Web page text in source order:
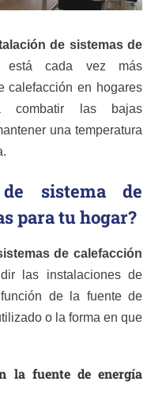
de sistemas de
cada vez más
calefacción en hogares
combatir las bajas
una temperatura
sistema de
para tu hogar?
de calefacción
las instalaciones de
de la fuente de
o la forma en que
la fuente de energía